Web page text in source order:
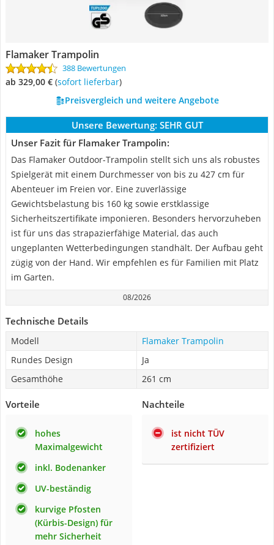
Flamaker Trampolin
388 Bewertungen
ab 329,00 € ( Sofort lieferbar)
Preisvergleich und weitere Angebote
Unsere Bewertung: SEHR GUT
Unser Fazit für Flamaker Trampolin:
Das Flamaker Outdoor-Trampolin stellt sich uns als robustes
Spielgerät mit einem Durchmesser von bis zu 427 cm für
Abenteuer im Freien vor. Eine zuverlässige
Gewichtsbelastung bis 160 kg sowie erstklassige
Sicherheitszertifikate imponieren. Besonders hervorzuheben
ist für uns das strapazierfähige Material, das auch
ungeplanten Wetterbedingungen standhält. Der Aufbau geht
zügig von der Hand. Wir empfehlen es für Familien mit Platz
im Garten.
08/2026
Technische Details
Modell
Flamaker Trampolin
Rundes Design
Ja
Gesamthöhe
261 cm
Vorteile
hohes
Maximalgewicht
inkl. Bodenanker
UV-beständig
kurvige Pfosten
(Kürbis-Design) für
mehr Sicherheit
Nachteile
ist nicht TÜV
zertifiziert